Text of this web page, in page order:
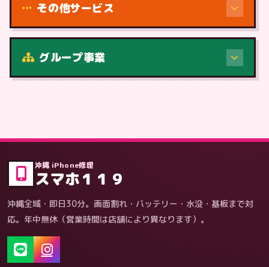
症状・内容から
その他サービス
グループ事業
沖縄 iPhone修理
スマホ１１９
沖縄全域・即日30分。画面割れ・バッテリー・水没・基板まで対
応。年中無休（営業時間は店舗により異なります）。